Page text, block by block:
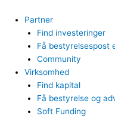
indholdet
Partner
Find investeringer
Få bestyrelsespost
Community
Virksomhed
Find kapital
Få bestyrelse og
Soft Funding